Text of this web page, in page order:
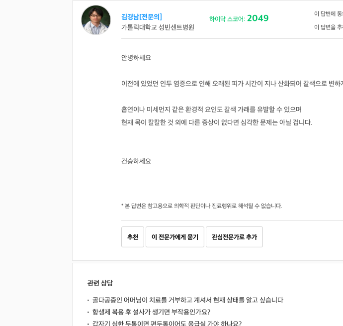
김경남[전문의]
가톨릭대학교 성빈센트병원
하이닥 스코어: 2049 이 답변에
이 답변을
안녕하세요
이전에 있었던 인두 염증으로 인해 오래된 피가 시간이 지나 산화되어 갈색으로 변하
흡연이나 미세먼지 같은 환경적 요인도 갈색 가래를 유발할 수 있으며
현재 목이 칼칼한 것 외에 다른 증상이 없다면 심각한 문제는 아닐 겁니다.
건승하세요
* 본 답변은 참고용으로 의학적 판단이나 진료행위로 해석될 수 없습니다.
추천 이 전문가에게 묻기 관심전문가로 추가
관련 상담
골다공증인 어머님이 치료를 거부하고 계셔서 현재 상태를 알고 싶습니다
항생제 복용 후 설사가 생기면 부작용인가요?
갑자기 심한 두통이면 편두통이어도 응급실 가야 하나요?